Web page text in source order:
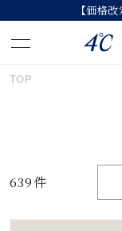
【価格
#ダイヤモンド ネッ
TOP
639件
価格が高い
新着順